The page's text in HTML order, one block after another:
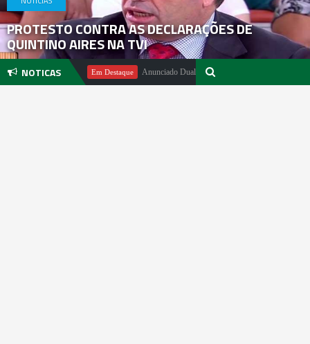
PROTESTO CONTRA AS DECLARAÇÕES DE
QUINTINO AIRES NA TVI
NOTICAS
Pachter Em Destaque Anunciado DualSense The Last of Us Limited Edition